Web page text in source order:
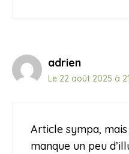
adrien
Le 22 août 2025 à
Article sympa,
manque un peu